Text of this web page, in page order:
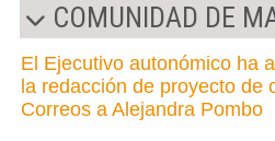
COMUNIDAD DE
El Ejecutivo autonómico ha
la redacción de proyecto de
Correos a Alejandra Pombo